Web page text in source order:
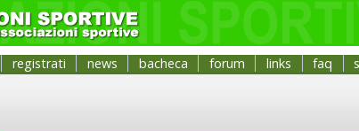
registrati news bacheca forum links faq